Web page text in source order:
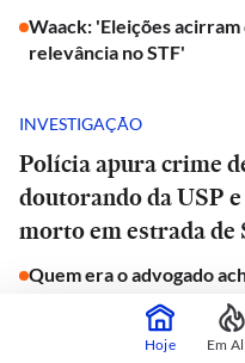
Waack: 'Eleições
relevância no STF'
INVESTIGAÇÃO
Polícia apura crime
doutorando da USP
morto em estrada de
Quem era o advogado
JORNAL DO CARRO
Hoje Em